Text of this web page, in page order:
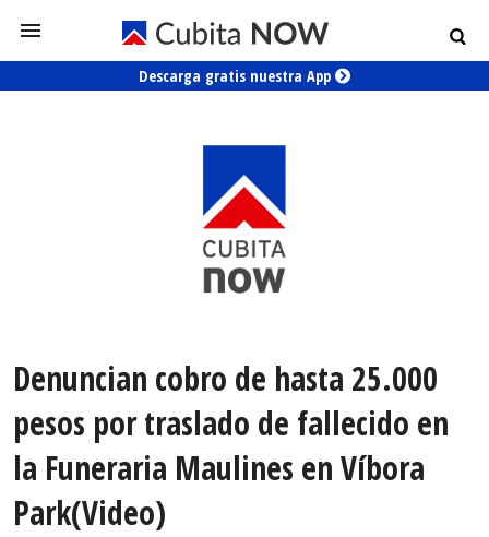
Descarga gratis nuestra App
Denuncian cobro de hasta 25.000
pesos por traslado de fallecido en
la Funeraria Maulines en Víbora
Park(Video)